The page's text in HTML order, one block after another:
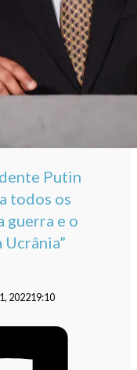
Putin
todos os
guerra e o
202219:10